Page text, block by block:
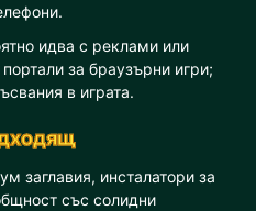
идва с реклами или
за браузърни игри;
в играта.
заглавия, инсталатори за
със солидни